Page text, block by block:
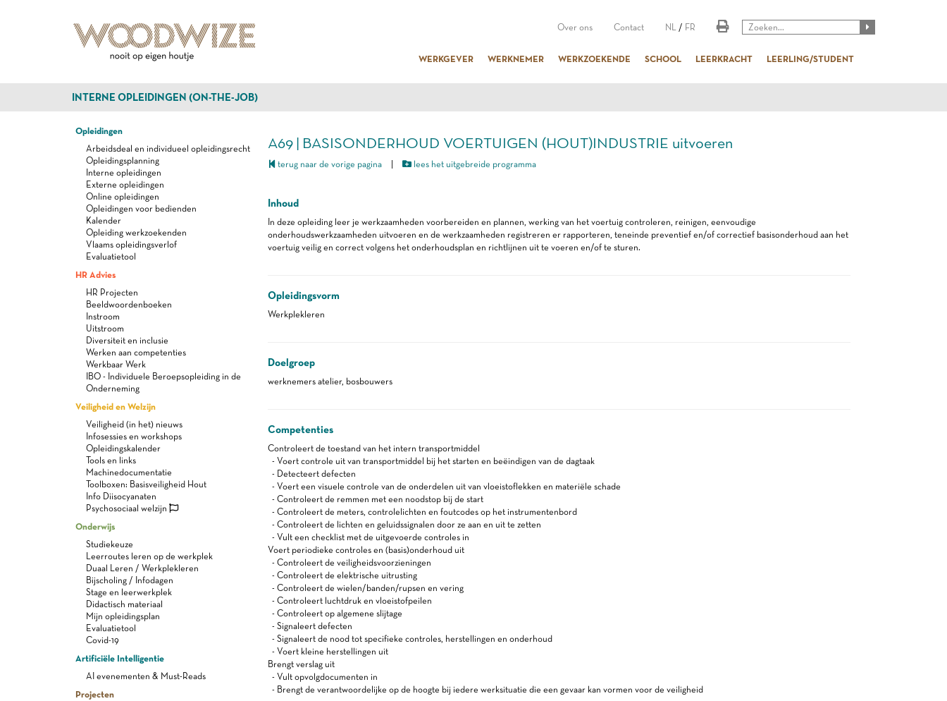
Over ons Contact NL / FR
WERKGEVER WERKNEMER WERKZOEKENDE SCHOOL LEERKRACHT LEERLING/STUDENT
INTERNE OPLEIDINGEN (ON-THE-JOB)
Opleidingen
Arbeidsdeal en individueel opleidingsrecht
Opleidingsplanning
Interne opleidingen
Externe opleidingen
Online opleidingen
Opleidingen voor bedienden
Kalender
Opleiding werkzoekenden
Vlaams opleidingsverlof
Evaluatietool
HR Advies
HR Projecten
Beeldwoordenboeken
Instroom
Uitstroom
Diversiteit en inclusie
Werken aan competenties
Werkbaar Werk
IBO - Individuele Beroepsopleiding in de
Onderneming
Veiligheid en Welzijn
Veiligheid (in het) nieuws
Infosessies en workshops
Opleidingskalender
Tools en links
Machinedocumentatie
Toolboxen: Basisveiligheid Hout
Info Diisocyanaten
Psychosociaal welzijn
Onderwijs
Studiekeuze
Leerroutes leren op de werkplek
Duaal Leren / Werkplekleren
Bijscholing / Infodagen
Stage en leerwerkplek
Didactisch materiaal
Mijn opleidingsplan
Evaluatietool
Covid-19
Artificiële Intelligentie
AI evenementen & Must-Reads
Projecten
A69 | BASISONDERHOUD VOERTUIGEN (HOUT)INDUSTRIE uitvoeren
terug naar de vorige pagina| lees het uitgebreide programma
Inhoud
In deze opleiding leer je werkzaamheden voorbereiden en plannen, werking van het voertuig controleren, reinigen, eenvoudige
onderhoudswerkzaamheden uitvoeren en de werkzaamheden registreren er rapporteren, teneinde preventief en/of correctief basisonderhoud aan het
voertuig veilig en correct volgens het onderhoudsplan en richtlijnen uit te voeren en/of te sturen.
Opleidingsvorm
Werkplekleren
Doelgroep
werknemers atelier, bosbouwers
Competenties
Controleert de toestand van het intern transportmiddel
- Voert controle uit van transportmiddel bij het starten en beëindigen van de dagtaak
- Detecteert defecten
- Voert een visuele controle van de onderdelen uit van vloeistoflekken en materiële schade
- Controleert de remmen met een noodstop bij de start
- Controleert de meters, controlelichten en foutcodes op het instrumentenbord
- Controleert de lichten en geluidssignalen door ze aan en uit te zetten
- Vult een checklist met de uitgevoerde controles in
Voert periodieke controles en (basis)onderhoud uit
- Controleert de veiligheidsvoorzieningen
- Controleert de elektrische uitrusting
- Controleert de wielen/banden/rupsen en vering
- Controleert luchtdruk en vloeistofpeilen
- Controleert op algemene slijtage
- Signaleert defecten
- Signaleert de nood tot specifieke controles, herstellingen en onderhoud
- Voert kleine herstellingen uit
Brengt verslag uit
- Vult opvolgdocumenten in
- Brengt de verantwoordelijke op de hoogte bij iedere werksituatie die een gevaar kan vormen voor de veiligheid